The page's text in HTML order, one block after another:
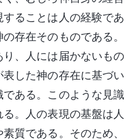
ることは人の経験であ
存在そのものである。
、人には届かないもの
した神の存在に基づい
ある。このような見識
。人の表現の基盤は人
質である。そのため、